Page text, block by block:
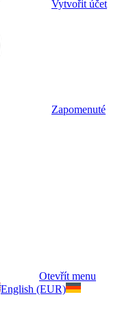
Vytvořit účet
Zapomenuté
Otevřít menu
English (EUR)